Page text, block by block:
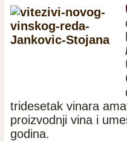
tridesetak vinara
proizvodnji vina i
godina.